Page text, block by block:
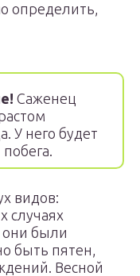
определить,
Саженец
У него будет
видов:
случаях
они были
быть пятен,
Весной